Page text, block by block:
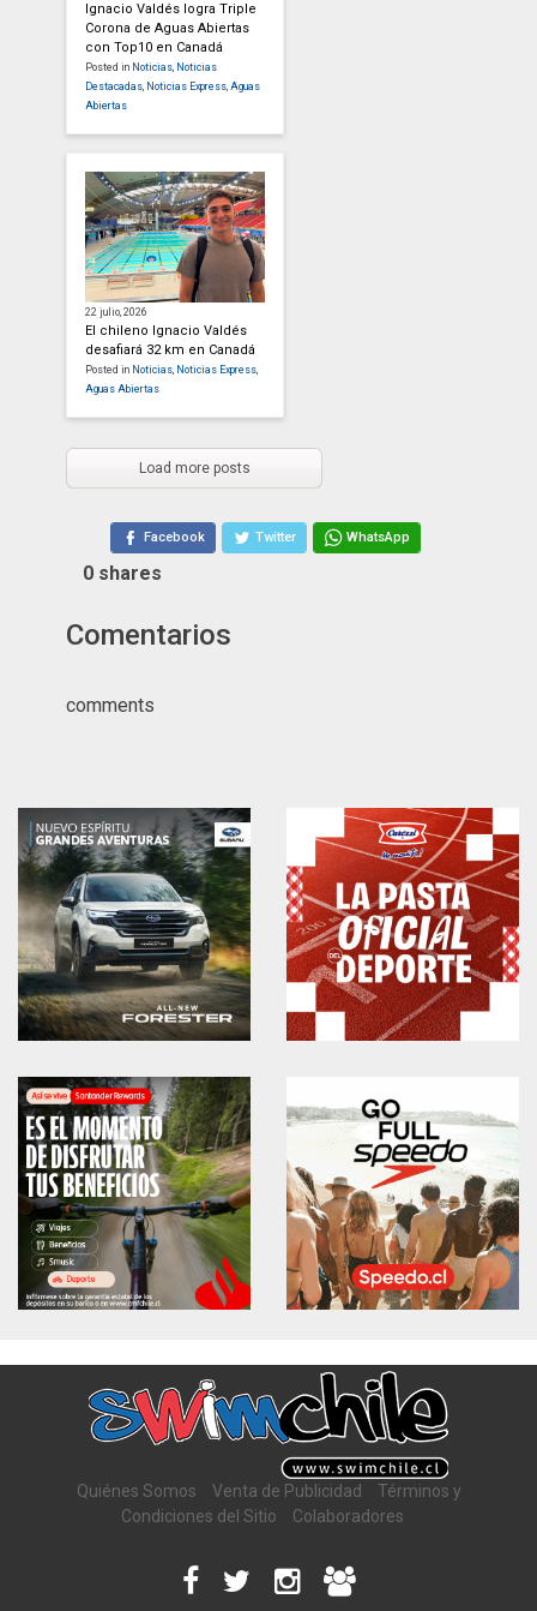
Ignacio Valdés logra Triple
Corona de Aguas Abiertas
con Top10 en Canadá
Posted in Noticias, Noticias
Destacadas, Noticias Express, Aguas
Abiertas
22 julio, 2026
El chileno Ignacio Valdés
desafiará 32 km en Canadá
Posted in Noticias, Noticias Express,
Aguas Abiertas
Load more posts
Facebook Twitter WhatsApp
0 shares
Comentarios
comments
Quiénes Somos Venta de Publicidad
Términos y
Condiciones del Sitio
Colaboradores